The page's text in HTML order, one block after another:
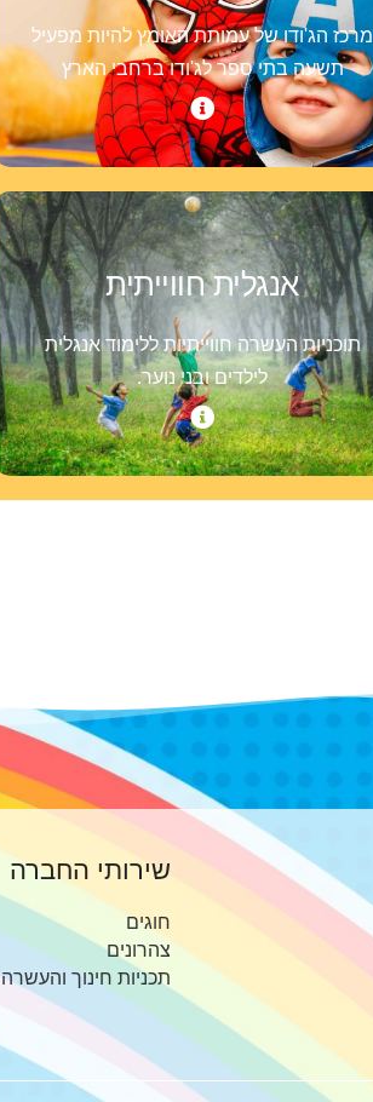
מרכז הג'ודו של עמותת האומץ להיות מפעיל
תשעה בתי ספר לג'ודו ברחבי הארץ
אנגלית חווייתית
תוכניות העשרה חווייתיות ללימוד אנגלית
לילדים ובני נוער.
שירותי החברה
חוגים
צהרונים
תכניות חינוך והעשרה